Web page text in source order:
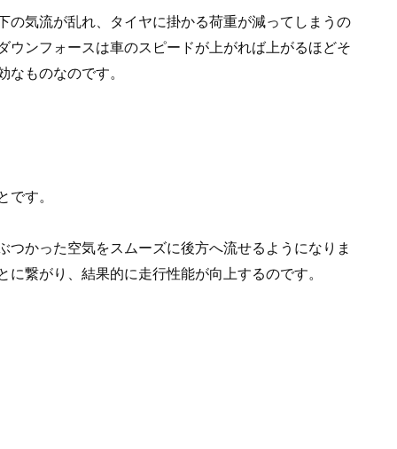
の気流が乱れ、タイヤに掛かる荷重が減ってしまうの
ウンフォースは車のスピードが上がれば上がるほどそ
ものなのです。
です。
かった空気をスムーズに後方へ流せるようになりま
繋がり、結果的に走行性能が向上するのです。